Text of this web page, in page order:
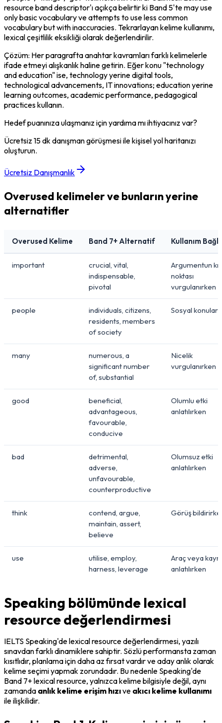
resource band descriptor'ı açıkça belirtir ki Band 5'te may use
only basic vocabulary ve attempts to use less common
vocabulary but with inaccuracies. Tekrarlayan kelime kullanımı,
lexical çeşitlilik eksikliği olarak değerlendirilir.
Çözüm: Her paragrafta anahtar kavramları farklı kelimelerle
ifade etmeyi alışkanlık haline getirin. Eğer konu "technology
and education" ise, technology yerine digital tools
technological advancements, IT innovations; education
learning outcomes, academic performance, pedagogical
practices kullanın.
Hedef puanınıza ulaşmanız için yardıma mı ihtiyacınız var?
Ücretsiz 15 dk danışman görüşmesi ile kişisel yol haritanızı
oluşturun.
Ücretsiz Danışmanlık
Overused kelimeler ve bunların yerine
alternatifler
Overused Kelime Band 7+ Alternatif Kullanım
important
crucial, vital,
indispensable,
pivotal
Argumentun
noktası
vurgulanırken
people
individuals, citizens,
residents, members
of society
Sosyal
many
numerous, a
significant number
of, substantial
Nicelik
vurgulanırken
good
beneficial,
advantageous,
favourable,
conducive
Olumlu etki
anlatılırken
bad
detrimental,
adverse,
unfavourable,
counterproductive
Olumsuz etki
anlatılırken
think
contend, argue,
maintain, assert,
believe
Görüş
use
utilise, employ,
harness, leverage
Araç veya
anlatılırken
Speaking bölümünde lexical
resource değerlendirmesi
IELTS Speaking'de lexical resource değerlendirmesi, yazılı
sınavdan farklı dinamiklere sahiptir. Sözlü performansta zaman
kısıtlıdır, planlama için daha az fırsat vardır ve aday anlık olarak
kelime seçimi yapmak zorundadır. Bu nedenle Speaking'de
Band 7+ lexical resource, yalnızca kelime bilgisiyle değil, aynı
zamanda anlık kelime erişim hızı ve akıcı kelime kullanımı
ile ilişkilidir.